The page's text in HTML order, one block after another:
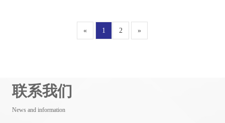
« 1 2 »
联系我们
News and information